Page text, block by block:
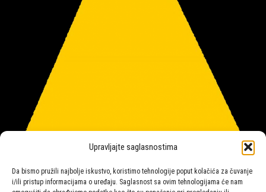
Upravljajte saglasnostima
Da bismo pružili najbolje iskustvo, koristimo tehnologije poput kolačića za čuvanje
i/ili pristup informacijama o uređaju. Saglasnost sa ovim tehnologijama će nam